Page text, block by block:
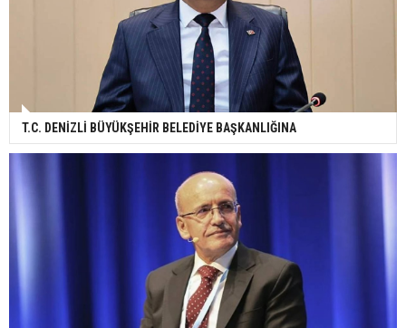
T.C. DENİZLİ BÜYÜKŞEHİR BELEDİYE BAŞKANLIĞINA